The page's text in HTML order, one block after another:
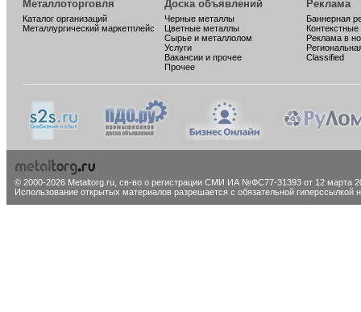
Металлоторговля
Каталог организаций
Металлургический маркетплейс
Доска объявлений
Черные металлы
Цветные металлы
Сырье и металлолом
Услуги
Вакансии и прочее
Прочее
Реклама
Баннерная
Реклама в
Classified
© 2000-2026 Metaltorg.ru, св-во о регистрации СМИ ИА №ФС77-31393 от 12 марта
Использование открытых материалов разрешается с обязательной гиперссылкой